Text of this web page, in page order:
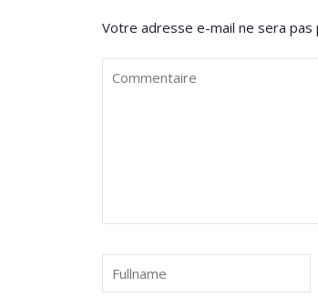
Votre adresse e-mail ne sera pas